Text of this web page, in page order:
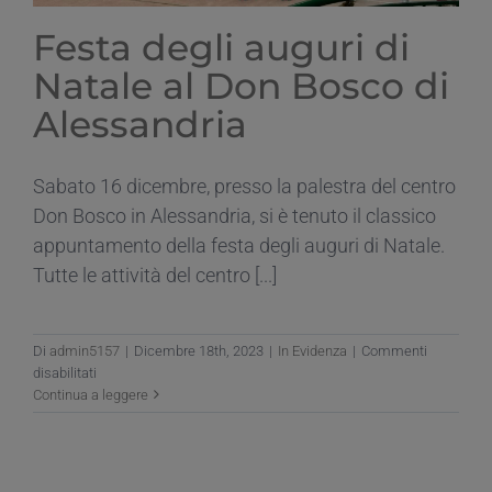
Festa degli auguri di
Natale al Don Bosco di
Alessandria
Sabato 16 dicembre, presso la palestra del centro
Don Bosco in Alessandria, si è tenuto il classico
appuntamento della festa degli auguri di Natale.
Tutte le attività del centro [...]
Di admin5157 | Dicembre 18th, 2023 | In Evidenza | Commenti
disabilitati
Festa
Continua a leggere